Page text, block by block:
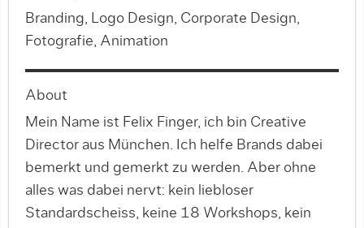
Branding, Logo Design, Corporate Design,
Fotografie, Animation
About
Mein Name ist Felix Finger, ich bin Creative
Director aus München. Ich helfe Brands dabei
bemerkt und gemerkt zu werden. Aber ohne
alles was dabei nervt: kein liebloser
Standardscheiss, keine 18 Workshops, kein